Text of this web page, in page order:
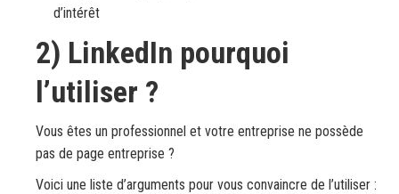
d’intérêt
2) LinkedIn pourquoi
l’utiliser ?
Vous êtes un professionnel et votre entreprise ne possède
pas de page entreprise ?
Voici une liste d’arguments pour vous convaincre de l’utiliser :